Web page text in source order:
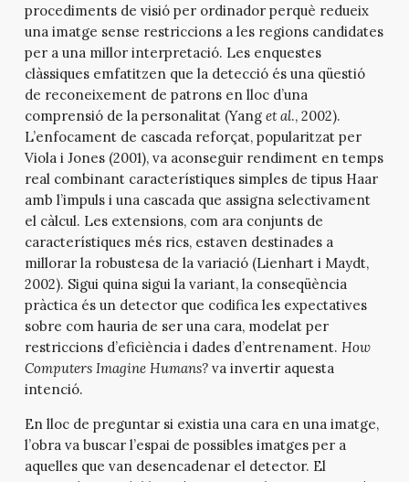
procediments de visió per ordinador perquè redueix
una imatge sense restriccions a les regions candidates
per a una millor interpretació. Les enquestes
clàssiques emfatitzen que la detecció és una qüestió
de reconeixement de patrons en lloc d’una
comprensió de la personalitat (Yang et al., 2002).
L’enfocament de cascada reforçat, popularitzat per
Viola i Jones (2001), va aconseguir rendiment en temps
real combinant característiques simples de tipus Haar
amb l’impuls i una cascada que assigna selectivament
el càlcul. Les extensions, com ara conjunts de
característiques més rics, estaven destinades a
millorar la robustesa de la variació (Lienhart i Maydt,
2002). Sigui quina sigui la variant, la conseqüència
pràctica és un detector que codifica les expectatives
sobre com hauria de ser una cara, modelat per
restriccions d’eficiència i dades d’entrenament. How
Computers Imagine Humans?va invertir aquesta
intenció.
En lloc de preguntar si existia una cara en una imatge,
l’obra va buscar l’espai de possibles imatges per a
aquelles que van desencadenar el detector. El